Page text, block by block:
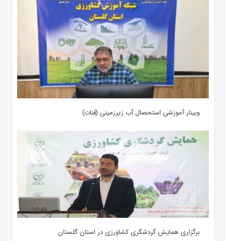
وبینار آموزشی استحصال آب زیرزمینی (قنات)
برگزاری همایش گردشگری کشاورزی در استان گلستان